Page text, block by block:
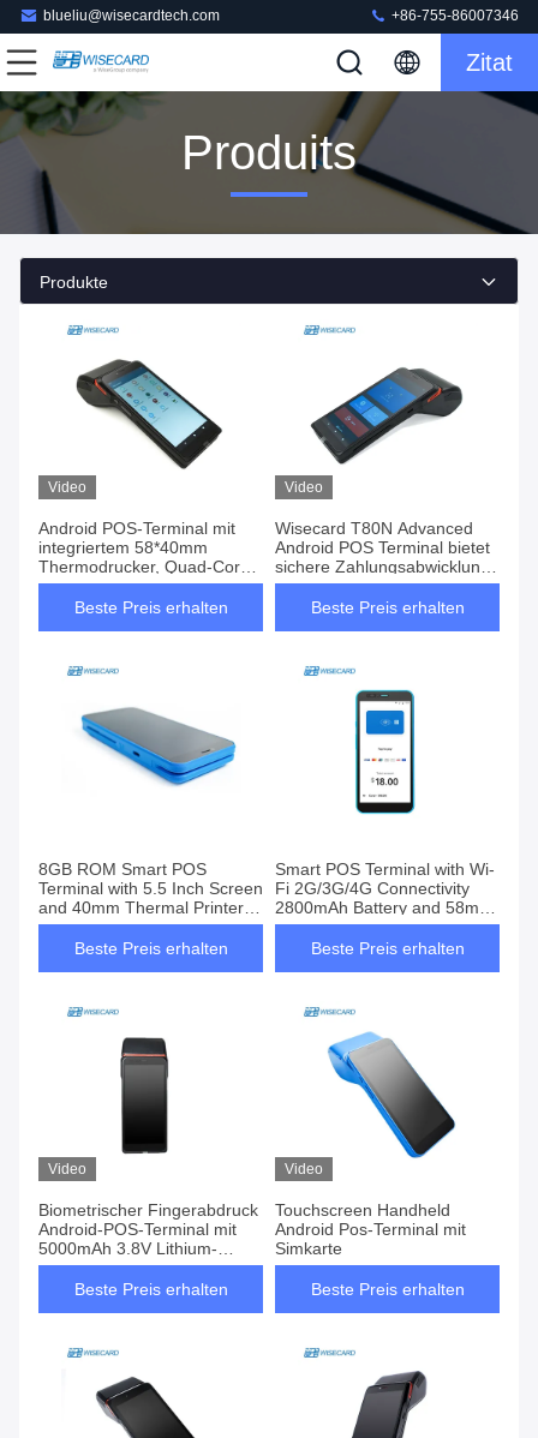
blueliu@wisecardtech.com +86-755-86007346
Zitat
Produits
Produkte
Video
Android POS-Terminal mit
integriertem 58*40mm
Thermodrucker, Quad-Core-
Prozessor und EMV-
Technologie für sichere
Beste Preis erhalten
Video
Wisecard T80N Advanced
Android POS Terminal bietet
sichere Zahlungsabwicklung
und umfassende
Berichterstattung zur
Beste Preis erhalten
8GB ROM Smart POS
Terminal with 5.5 Inch Screen
and 40mm Thermal Printer
for Efficient Transactions
Beste Preis erhalten
Smart POS Terminal with Wi-
Fi 2G/3G/4G Connectivity
2800mAh Battery and 58mm
Thermal Printer
Beste Preis erhalten
Video
Biometrischer Fingerabdruck
Android-POS-Terminal mit
5000mAh 3.8V Lithium-
Ionen-Batterie und NFC
Beste Preis erhalten
Video
Touchscreen Handheld
Android Pos-Terminal mit
Simkarte
Beste Preis erhalten